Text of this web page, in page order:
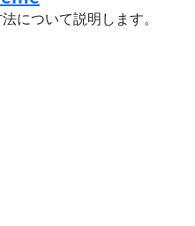
について説明します。